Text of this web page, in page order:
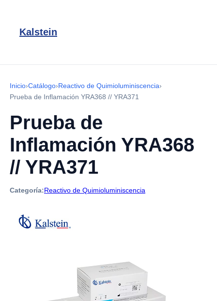
Kalstein
Inicio›Catálogo›Reactivo de Quimioluminiscencia›
Prueba de Inflamación YRA368 // YRA371
Prueba de
Inflamación YRA368
// YRA371
Categoría:Reactivo de Quimioluminiscencia